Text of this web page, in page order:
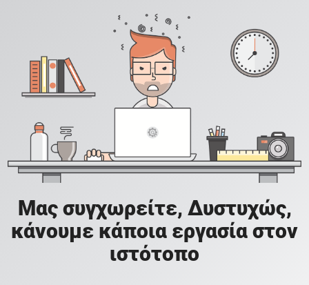
Μας συγχωρείτε, Δυστυχώς,
κάνουμε κάποια εργασία στον
ιστότοπο